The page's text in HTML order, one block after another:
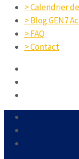
> Calendrier
> Blog GEN7
> FAQ
> Contact